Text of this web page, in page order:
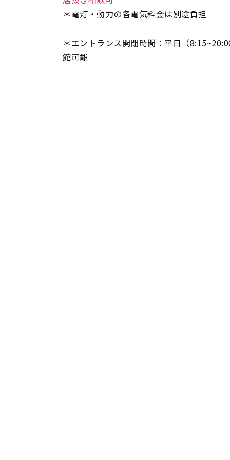
＊電灯・動力の各電気料金は別途負担
＊エントランス開閉時間：平日（
館可能